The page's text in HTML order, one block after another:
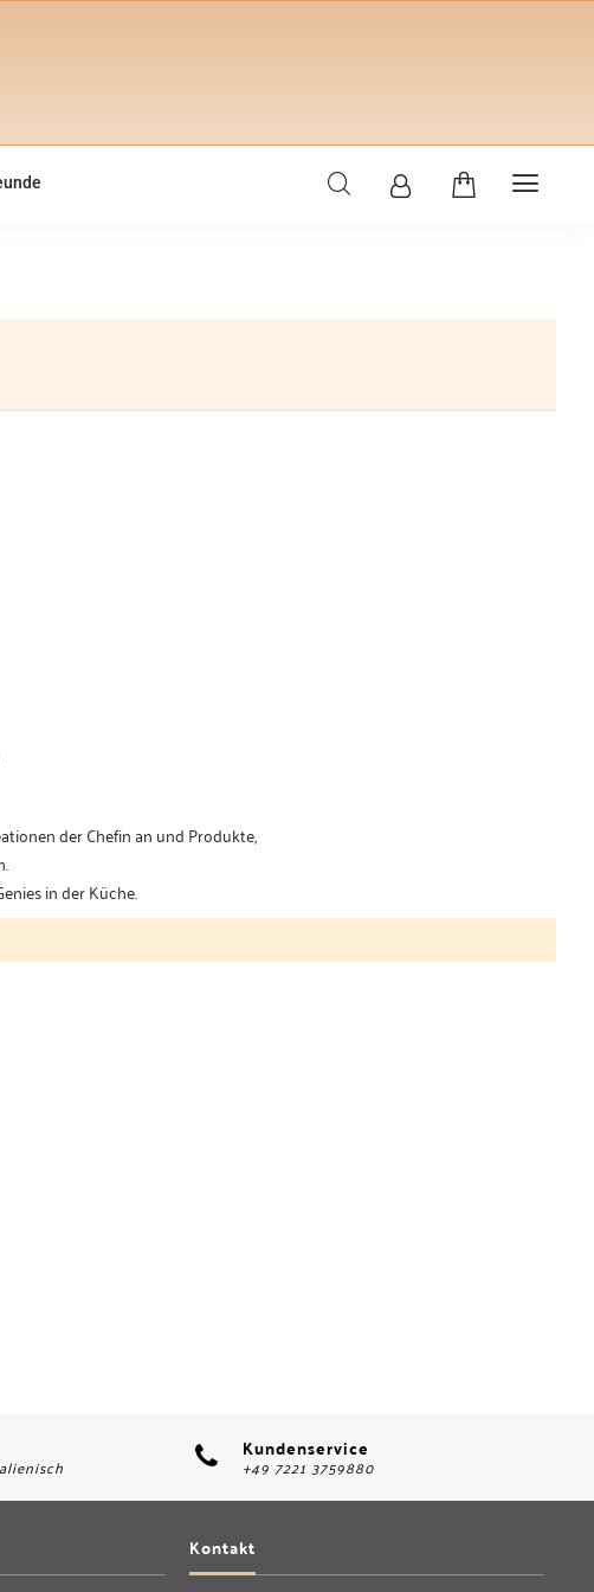
der Chefin an und Produkte,
in der Küche.
Kundenservice
+49 7221 3759880
Kontakt